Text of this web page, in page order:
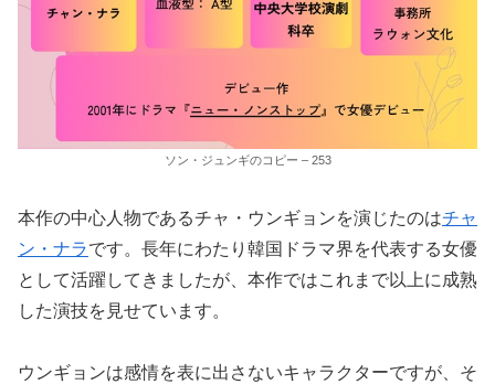
ソン・ジュンギのコピー – 253
本作の中心人物であるチャ・ウンギョンを演じたのはチャ
ン・ナラです。長年にわたり韓国ドラマ界を代表する女優
として活躍してきましたが、本作ではこれまで以上に成熟
した演技を見せています。
ウンギョンは感情を表に出さないキャラクターですが、そ